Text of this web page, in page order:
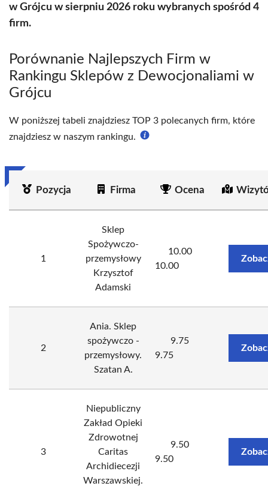
w Grójcu w sierpniu 2026 roku wybranych spośród 4
firm.
Porównanie Najlepszych Firm w
Rankingu Sklepów z Dewocjonaliami w
Grójcu
W poniższej tabeli znajdziesz TOP 3 polecanych firm, które
znajdziesz w naszym rankingu.
Pozycja Firma Ocena
1
Sklep
Spożywczo-
przemysłowy
Krzysztof
Adamski
10.00
10.00
2
Ania. Sklep
spożywczo -
przemysłowy.
Szatan A.
9.75
9.75
3
Niepubliczny
Zakład Opieki
Zdrowotnej
Caritas
Archidiecezji
Warszawskiej.
9.50
9.50